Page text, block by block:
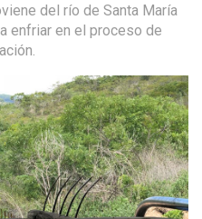
del río de Santa María
enfriar en el proceso de